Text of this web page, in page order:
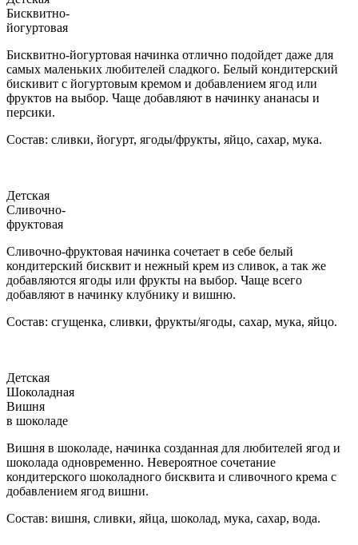
Бисквитно-
йогуртовая
Бисквитно-йогуртовая начинка отлично подойдет даже для
самых маленьких любителей сладкого. Белый кондитерский
бискивит с йогуртовым кремом и добавлением ягод или
фруктов на выбор. Чаще добавляют в начинку ананасы и
персики.
Состав: сливки, йогурт, ягоды/фрукты, яйцо, сахар, мука.
Детская
Сливочно-
фруктовая
Сливочно-фруктовая начинка сочетает в себе белый
кондитерский бисквит и нежный крем из сливок, а так же
добавляются ягоды или фрукты на выбор. Чаще всего
добавляют в начинку клубнику и вишню.
Состав: сгущенка, сливки, фрукты/ягоды, сахар, мука, яйцо.
Детская
Шоколадная
Вишня
в шоколаде
Вишня в шоколаде, начинка созданная для любителей ягод и
шоколада одновременно. Невероятное сочетание
кондитерского шоколадного бисквита и сливочного крема с
добавлением ягод вишни.
Состав: вишня, сливки, яйца, шоколад, мука, сахар, вода.